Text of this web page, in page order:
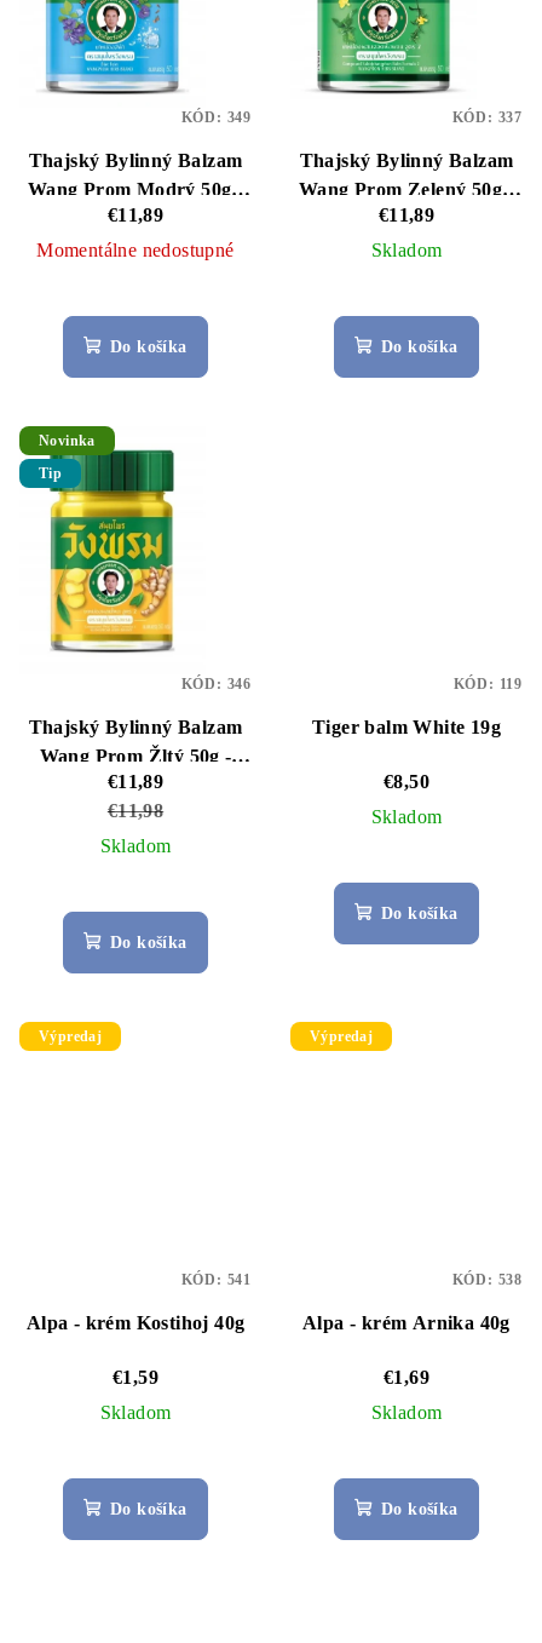
Thajský Bylinný Balzam
Wang Prom Modrý 50g -
Kŕčové Žily
€11,89
Momentálne nedostupné
hodnotenie
produktu
je
hviezdičiek.
Do košíka
KÓD: 349
Thajský Bylinný Balzam
Wang Prom Zelený 50g -
Pomoc pri Popáleninách
€11,89
Skladom
hodnotenie
produktu
je
Do košíka
KÓD: 337
Novinka
Tip
Thajský Bylinný Balzam
Wang Prom Žltý 50g -
Uľava od Bolesti a
Zápalov
€11,89
€11,98
Skladom
Do košíka
KÓD: 346
Tiger balm White 19g
€8,50
Skladom
hodnotenie
produktu
je
Do košíka
KÓD: 119
Výpredaj
Alpa - krém Kostihoj 40g
€1,59
Skladom
Do košíka
KÓD: 541
Výpredaj
Alpa - krém Arnika 40g
€1,69
Skladom
Do košíka
KÓD: 538